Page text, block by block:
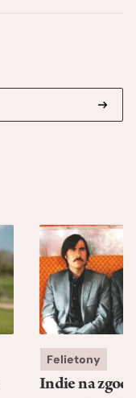
Felietony
Indie na